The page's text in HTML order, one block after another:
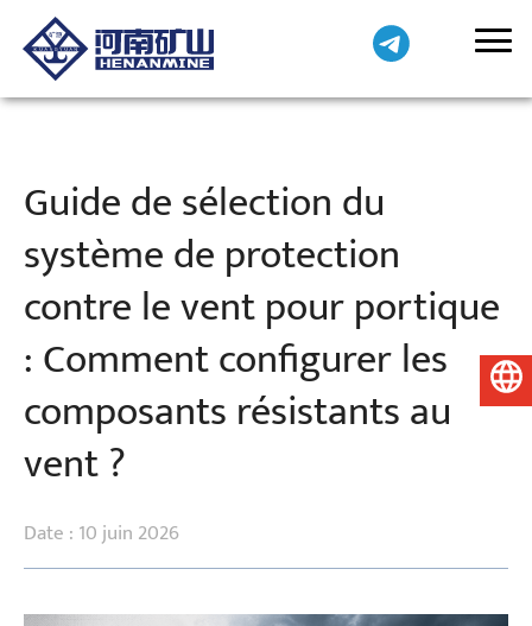
Guide de sélection du
système de protection
contre le vent pour portique
: Comment configurer les
composants résistants au
vent ?
Date : 10 juin 2026
Français